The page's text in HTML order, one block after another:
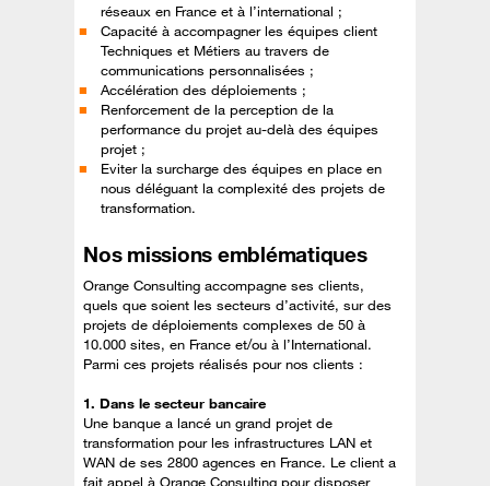
réseaux en France et à l’international ;
Capacité à accompagner les équipes client
Techniques et Métiers au travers de
communications personnalisées ;
Accélération des déploiements ;
Renforcement de la perception de la
performance du projet au-delà des équipes
projet ;
Eviter la surcharge des équipes en place en
nous déléguant la complexité des projets de
transformation.
Nos missions emblématiques
Orange Consulting accompagne ses clients,
quels que soient les secteurs d’activité, sur des
projets de déploiements complexes de 50 à
10.000 sites, en France et/ou à l’International.
Parmi ces projets réalisés pour nos clients :
1. Dans le secteur bancaire
Une banque a lancé un grand projet de
transformation pour les infrastructures LAN et
WAN de ses 2800 agences en France. Le client a
fait appel à Orange Consulting pour disposer